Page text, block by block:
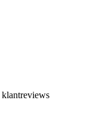
klantreviews